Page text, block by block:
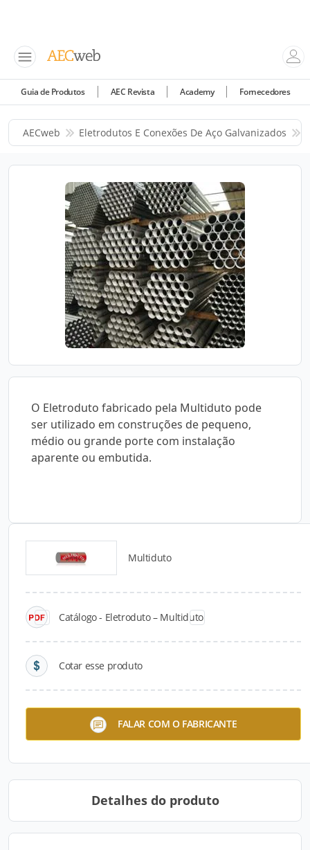
Guia de Produtos AEC Revista Academy Fornecedores
AECweb Eletrodutos E Conexões De Aço Galvanizados
O Eletroduto fabricado pela Multiduto pode
ser utilizado em construções de pequeno,
médio ou grande porte com instalação
aparente ou embutida.
Multiduto
Catálogo - Eletroduto – Multiduto
Cotar esse produto
FALAR COM O FABRICANTE
Catálogos para Download
Eletroduto Alumínio SCH 40
Detalhes do produto